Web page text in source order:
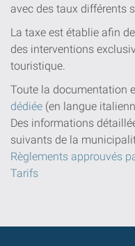
avec des taux différents
La taxe est établie afin
des interventions
touristique.
Toute la documentation
dédiée (en langue
Des informations
suivants de la
Règlements approuvés
Tarifs